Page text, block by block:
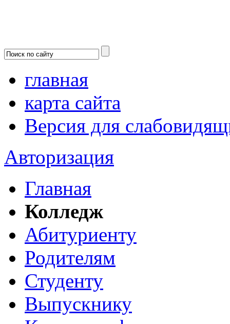
главная
карта сайта
Версия для
Авторизация
Главная
Колледж
Абитуриенту
Родителям
Студенту
Выпускнику